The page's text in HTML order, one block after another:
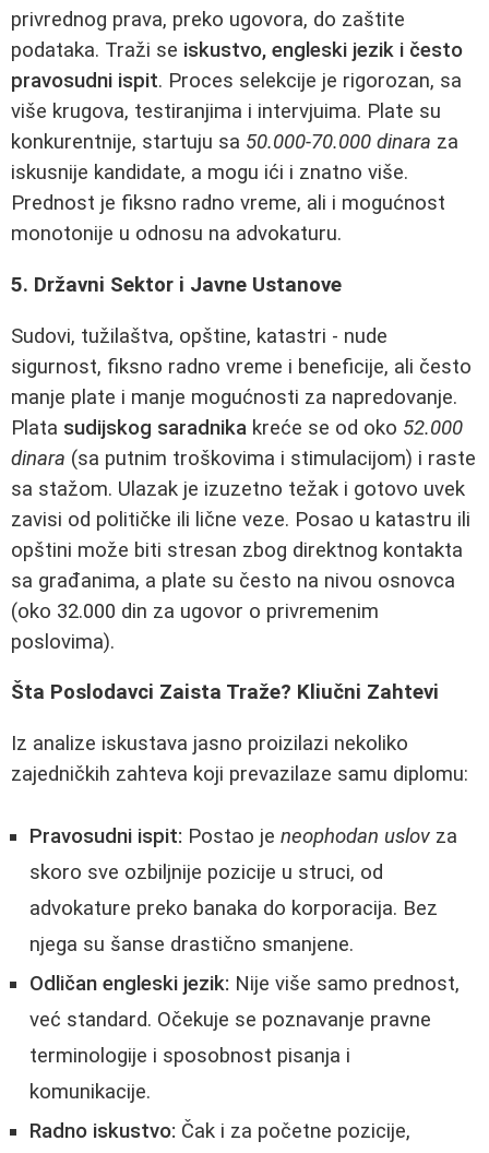
privrednog prava, preko ugovora, do zaštite
podataka. Traži se iskustvo, engleski jezik i često
pravosudni ispit. Proces selekcije je rigorozan, sa
više krugova, testiranjima i intervjuima. Plate su
konkurentnije, startuju sa 50.000-70.000 dinara za
iskusnije kandidate, a mogu ići i znatno više.
Prednost je fiksno radno vreme, ali i mogućnost
monotonije u odnosu na advokaturu.
5. Državni Sektor i Javne Ustanove
Sudovi, tužilaštva, opštine, katastri - nude
sigurnost, fiksno radno vreme i beneficije, ali često
manje plate i manje mogućnosti za napredovanje.
Plata sudijskog saradnika kreće se od oko 52.000
dinara (sa putnim troškovima i stimulacijom) i raste
sa stažom. Ulazak je izuzetno težak i gotovo uvek
zavisi od političke ili lične veze. Posao u katastru ili
opštini može biti stresan zbog direktnog kontakta
sa građanima, a plate su često na nivou osnovca
(oko 32.000 din za ugovor o privremenim
poslovima).
Šta Poslodavci Zaista Traže? Kliučni Zahtevi
Iz analize iskustava jasno proizilazi nekoliko
zajedničkih zahteva koji prevazilaze samu diplomu:
Pravosudni ispit: Postao je neophodan uslov za
skoro sve ozbiljnije pozicije u struci, od
advokature preko banaka do korporacija. Bez
njega su šanse drastično smanjene.
Odličan engleski jezik: Nije više samo prednost,
već standard. Očekuje se poznavanje pravne
terminologije i sposobnost pisanja i
komunikacije.
Radno iskustvo: Čak i za početne pozicije,